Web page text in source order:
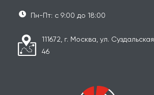
Пн-Пт: с 9:00 до 18:00
111672, г. Москва, ул. Суздальская,
46